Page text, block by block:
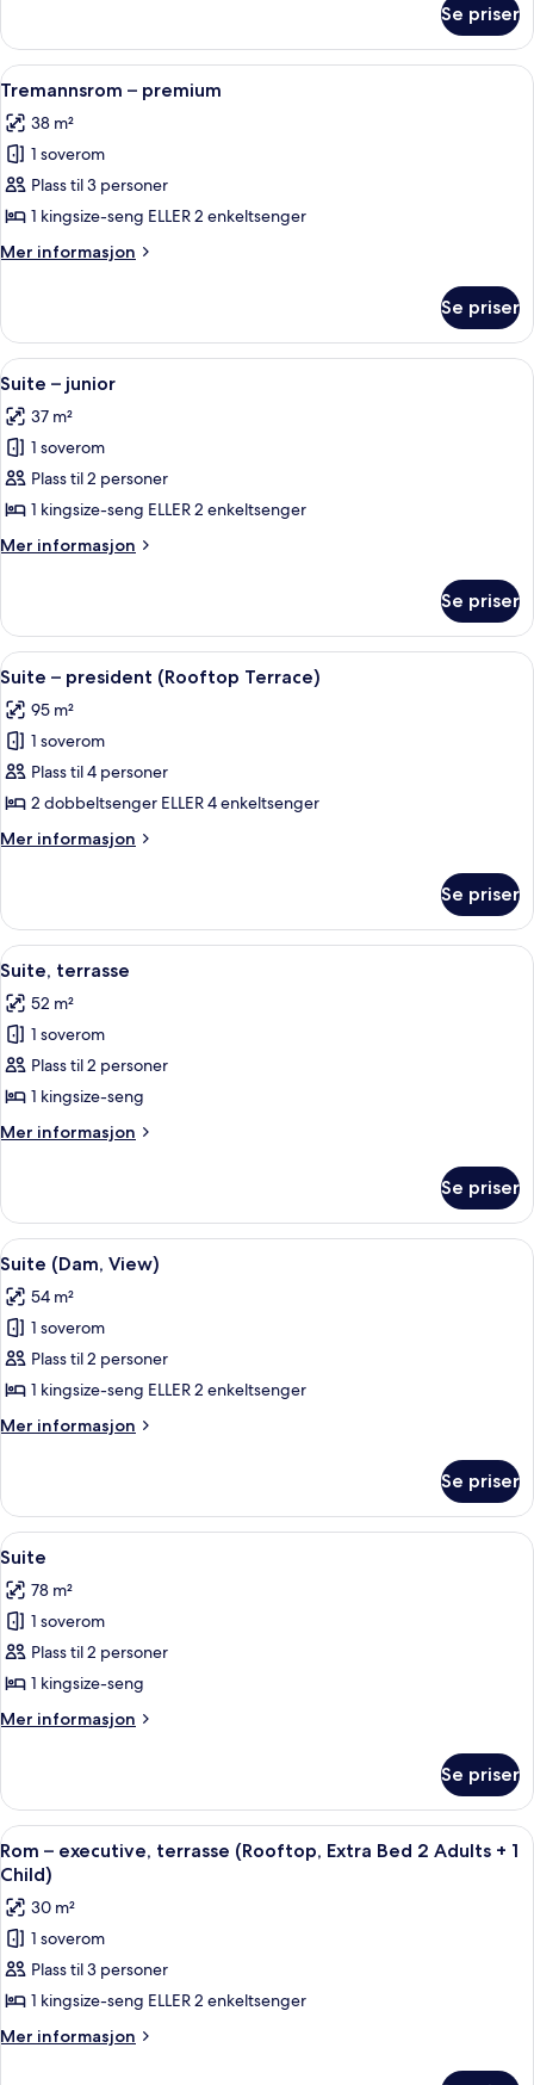
–
executive
(Rooftop
Se priser
Åpne
alle
bildene
av
Tremannsrom
–
premium
Tremannsrom – premium | Minibar,
5
Tremannsrom – premium
38 m²
1 soverom
Plass til 3 personer
1 kingsize-seng ELLER 2 enkeltsenger
Mer informasjon
Mer
–
premium
Se priser
Åpne
alle
bildene
av
Suite
–
junior
Suite – junior | Minibar, safe på
5
Suite – junior
37 m²
1 soverom
Plass til 2 personer
1 kingsize-seng ELLER 2 enkeltsenger
Mer informasjon
Mer
–
junior
Se priser
Åpne
alle
bildene
av
Suite
–
president
(Rooftop
Suite – president (Rooftop Terrace)
5
Suite – president (Rooftop Terrace)
95 m²
1 soverom
Plass til 4 personer
2 dobbeltsenger ELLER 4 enkeltsenger
Mer informasjon
Mer
–
president
(Rooftop
Se priser
Åpne
alle
bildene
av
Suite,
terrasse
Suite, terrasse | Minibar, safe på
4
Suite, terrasse
52 m²
1 soverom
Plass til 2 personer
1 kingsize-seng
Mer informasjon
Mer
terrasse
Se priser
Åpne
alle
bildene
av
Suite
(Dam,
View)
Suite (Dam, View) | Minibar, safe på
5
Suite (Dam, View)
54 m²
1 soverom
Plass til 2 personer
1 kingsize-seng ELLER 2 enkeltsenger
Mer informasjon
Mer
(Dam,
View)
Se priser
Åpne
alle
bildene
av
Suite
Suite | Minibar, safe på rommet,
4
Suite
78 m²
1 soverom
Plass til 2 personer
1 kingsize-seng
Mer informasjon
Mer
Se priser
Åpne
alle
bildene
av
Rom
–
executive,
terrasse
Minibar, safe på rommet, skrivebord
6
Rom – executive, terrasse (Rooftop, Extra Bed 2 Adults + 1
Child)
30 m²
1 soverom
Plass til 3 personer
1 kingsize-seng ELLER 2 enkeltsenger
Mer informasjon
Mer